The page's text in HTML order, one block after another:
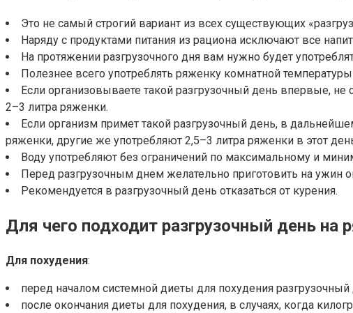
Это не самый строгий вариант из всех существующих
Наряду с продуктами питания из рациона исключают все
На протяжении разгрузочного дня вам нужно будет
Полезнее всего употреблять ряженку комнатной
Если организовываете такой разгрузочный день впервые, не
2–3 литра ряженки.
Если организм примет такой разгрузочный день, в
ряженки, другие же употребляют 2,5–3 литра ряженки в этот
Воду употребляют без ограничений по максимальному и
Перед разгрузочным днем желательно приготовить на ужин
Рекомендуется в разгрузочный день отказаться от курения.
Для чего подходит разгрузочный день на
Для похудения:
перед началом системной диеты для похудения
после окончания диеты для похудения, в случаях, когда